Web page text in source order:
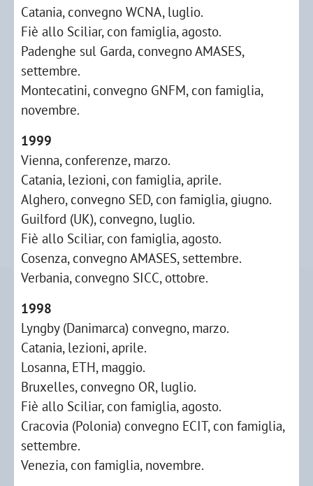
Catania, convegno WCNA, luglio.
Fiè allo Sciliar, con famiglia, agosto.
Padenghe sul Garda, convegno AMASES,
settembre.
Montecatini, convegno GNFM, con famiglia,
novembre.
1999
Vienna, conferenze, marzo.
Catania, lezioni, con famiglia, aprile.
Alghero, convegno SED, con famiglia, giugno.
Guilford (UK), convegno, luglio.
Fiè allo Sciliar, con famiglia, agosto.
Cosenza, convegno AMASES, settembre.
Verbania, convegno SICC, ottobre.
1998
Lyngby (Danimarca) convegno, marzo.
Catania, lezioni, aprile.
Losanna, ETH, maggio.
Bruxelles, convegno OR, luglio.
Fiè allo Sciliar, con famiglia, agosto.
Cracovia (Polonia) convegno ECIT, con famiglia,
settembre.
Venezia, con famiglia, novembre.